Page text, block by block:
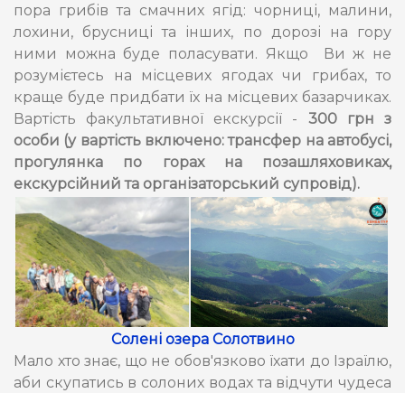
пора грибів та смачних ягід: чорниці, малини,
лохини, брусниці та інших, по дорозі на гору
ними можна буде поласувати. Якщо Ви ж не
розумієтесь на місцевих ягодах чи грибах, то
краще буде придбати їх на місцевих базарчиках.
Вартість факультативної екскурсії - 300 грн з
особи (у вартість включено: трансфер на автобусі,
прогулянка по горах на позашляховиках,
екскурсійний та організаторський супровід).
Солені озера Солотвино
Мало хто знає, що не обов'язково їхати до Ізраїлю,
аби скупатись в солоних водах та відчути чудеса